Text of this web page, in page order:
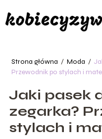
Strona główna / Moda /
Przewodnik po stylach i
Jaki pasek
zegarka?
stylach i